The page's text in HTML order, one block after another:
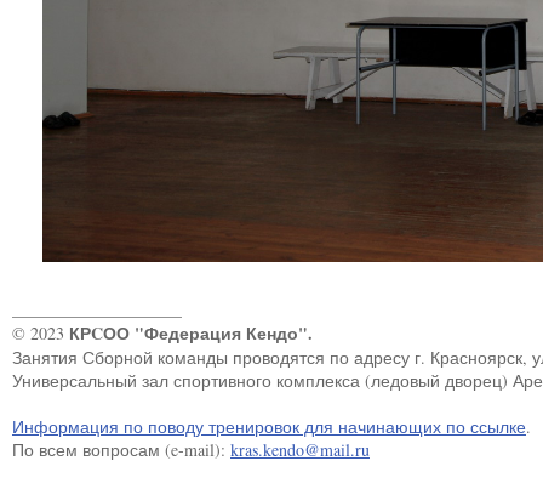
© 2023 КРCОО "Федерация Кендо".
Занятия Сборной команды проводятся по адресу г. Красноярск,
Универсальный зал спортивного комплекса (ледовый дворец)
Информация по поводу тренировок для начинающих по ссылке.
По всем вопросам (e-mail): kras.kendo@mail.ru